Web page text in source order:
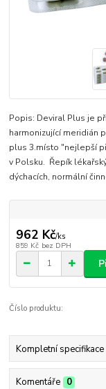
Popis: Deviral Plus je
harmonizující meridián
plus 3.místo "nejlepší
v Polsku. Řepík
dýchacích, normální
962 Kč/ks
859 Kč bez DPH
Číslo produktu:
Kompletní specifikace
Komentáře 0